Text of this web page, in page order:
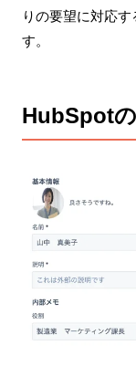
りの要望に対応
す。
HubSpot